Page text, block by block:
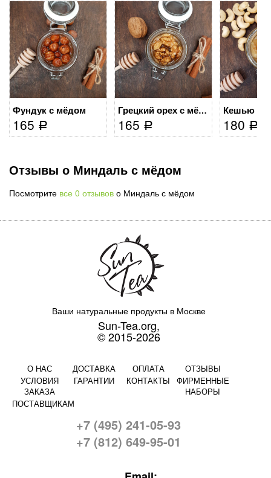
Фундук с мёдом
165 Р
Грецкий орех с мёдом
165 Р
Кешью с
180 Р
Отзывы о Миндаль с мёдом
Посмотрите все 0 отзывов о Миндаль с мёдом
Ваши натуральные продукты в Москве
Sun-Tea.org,
© 2015-2026
О НАС ДОСТАВКА ОПЛАТА
ОТЗЫВЫ
УСЛОВИЯ
ЗАКАЗА
ГАРАНТИИ КОНТАКТЫ
ФИРМЕННЫЕ
НАБОРЫ
ПОСТАВЩИКАМ
+7 (495) 241-05-93
+7 (812) 649-95-01